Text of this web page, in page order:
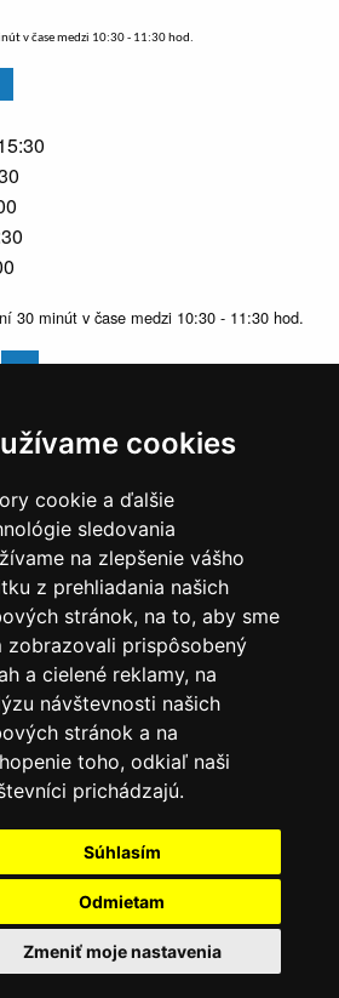
cookies
cookie a ďalšie
sledovania
na zlepšenie vášho
z prehliadania našich
stránok, na to, aby sme
zobrazovali prispôsobený
a cielené reklamy, na
návštevnosti našich
stránok a na
toho, odkiaľ naši
prichádzajú.
Súhlasím
Odmietam
Zmeniť moje nastavenia
v čase medzi 10:30 - 11:30 hod.
30 minút v čase medzi 10:30 - 11:30 hod.
v čase medzi 10:30 - 11:30 hod.
Metoda 329/6,